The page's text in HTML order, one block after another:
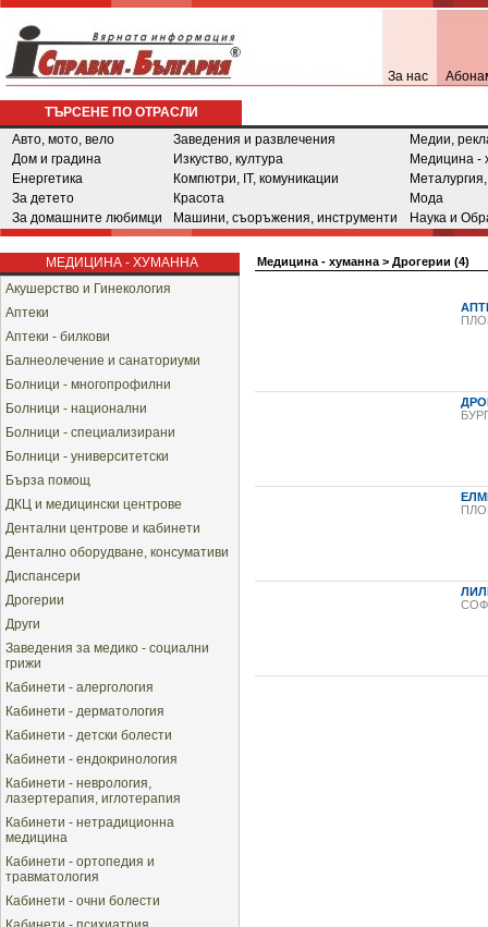
За нас
ТЪРСЕНЕ ПО ОТРАСЛИ
Авто, мото, вело
Дом и градина
Енергетика
За детето
За домашните любимци
Заведения и развлечения
Изкуство, култура
Компютри, IT, комуникации
Красота
Машини, съоръжения, инструменти
Медии,
Медицина -
Мода
Наука и
МЕДИЦИНА - ХУМАННА
Акушерство и Гинекология
Аптеки
Аптеки - билкови
Балнеолечение и санаториуми
Болници - многопрофилни
Болници - национални
Болници - специализирани
Болници - университетски
Бърза помощ
ДКЦ и медицински центрове
Дентални центрове и кабинети
Дентално оборудване, консумативи
Диспансери
Дрогерии
Други
Заведения за медико - социални
грижи
Кабинети - алергология
Кабинети - дерматология
Кабинети - детски болести
Кабинети - ендокринология
Кабинети - неврология,
лазертерапия, иглотерапия
Кабинети - нетрадиционна
медицина
Кабинети - ортопедия и
травматология
Кабинети - очни болести
Медицина - хуманна > Дрогерии (4)